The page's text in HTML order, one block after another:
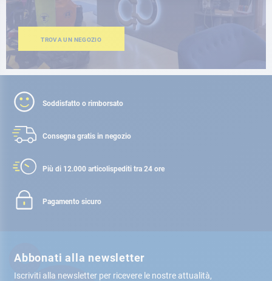
TROVA UN NEGOZIO
Soddisfatto o rimborsato
Consegna gratis in negozio
Più di 12.000 articolispediti tra 24 ore
Pagamento sicuro
Abbonati alla newsletter
Iscriviti alla newsletter per ricevere le nostre attualità,